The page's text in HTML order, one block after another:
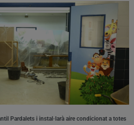
Pardalets i instal·larà aire condicionat a totes